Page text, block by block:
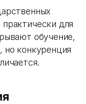
для
обучение,
но конкуренция